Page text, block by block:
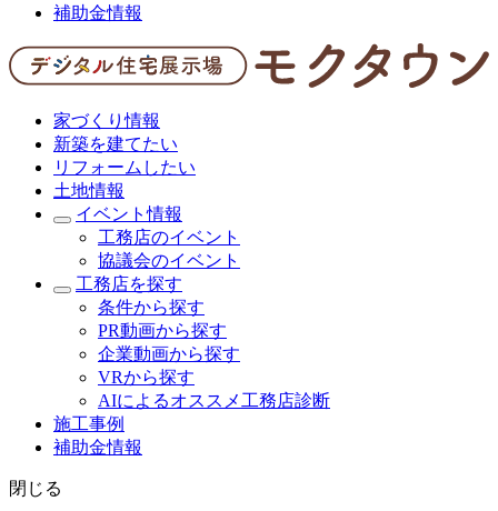
補助金情報
家づくり情報
新築を建てたい
リフォームしたい
土地情報
イベント情報
工務店のイベント
協議会のイベント
工務店を探す
条件から探す
PR動画から探す
企業動画から探す
VRから探す
AIによるオススメ工務店診断
施工事例
補助金情報
閉じる